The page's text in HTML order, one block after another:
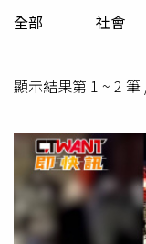
全部 社會
顯示結果第 1 ~ 2